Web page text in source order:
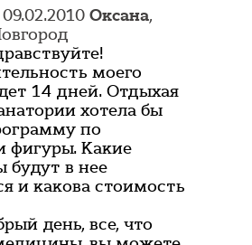
Оксана,
моего
14 дней. Отдыхая
хотела бы
по
фигуры. Какие
будут в нее
и какова стоимость
день, все, что